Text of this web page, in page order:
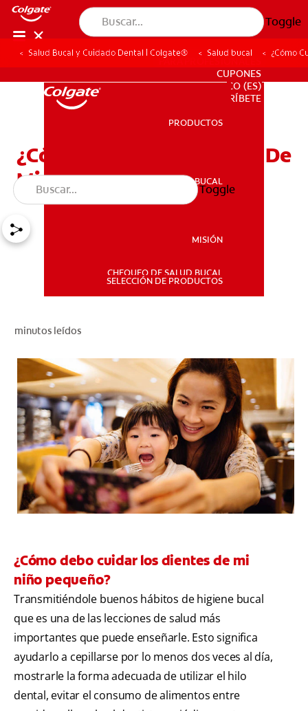
Toggle
SALUD BUCAL
PARA PROFESIONALES
CUPONES
CO (ES)
SUSCRÍBETE
PARA PROFESIONALES
CUPONES
CO (ES)
SUSCRÍBETE
PRODUCTOS
SALUD BUCAL
MISIÓN
CHEQUEO DE SALUD BUCAL
SELECCIÓN DE PRODUCTOS
Toggle
Salud Bucal y Cuidado Dental | Colgate® Salud bucal ¿Cómo
¿Cómo Cuido Los Dientes De
Mi Niño Pequeño?
minutos leídos
¿Cómo debo cuidar los dientes de mi
niño pequeño?
Transmitiéndole buenos hábitos de higiene bucal
que es una de las lecciones de salud más
importantes que puede enseñarle. Esto significa
ayudarlo a cepillarse por lo menos dos veces al día,
mostrarle la forma adecuada de utilizar el hilo
dental, evitar el consumo de alimentos entre